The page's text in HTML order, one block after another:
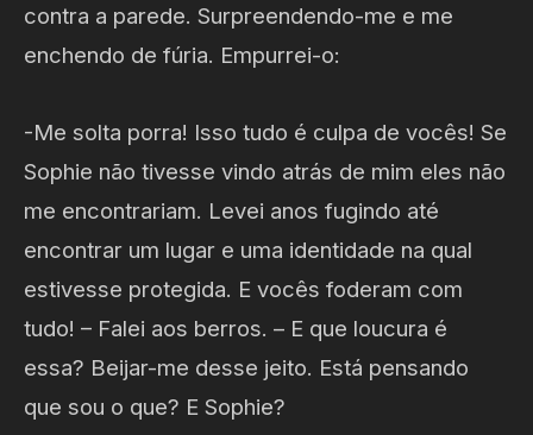
contra a parede. Surpreendendo-me e me
enchendo de fúria. Empurrei-o:
-Me solta porra! Isso tudo é culpa de vocês! Se
Sophie não tivesse vindo atrás de mim eles não
me encontrariam. Levei anos fugindo até
encontrar um lugar e uma identidade na qual
estivesse protegida. E vocês foderam com
tudo! – Falei aos berros. – E que loucura é
essa? Beijar-me desse jeito. Está pensando
que sou o que? E Sophie?